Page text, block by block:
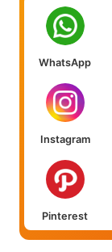
WhatsApp
Instagram
Pinterest